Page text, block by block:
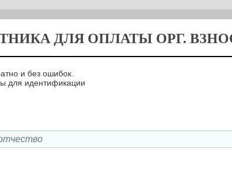
ДЛЯ ОПЛАТЫ ОРГ.
и без ошибок.
для идентификации